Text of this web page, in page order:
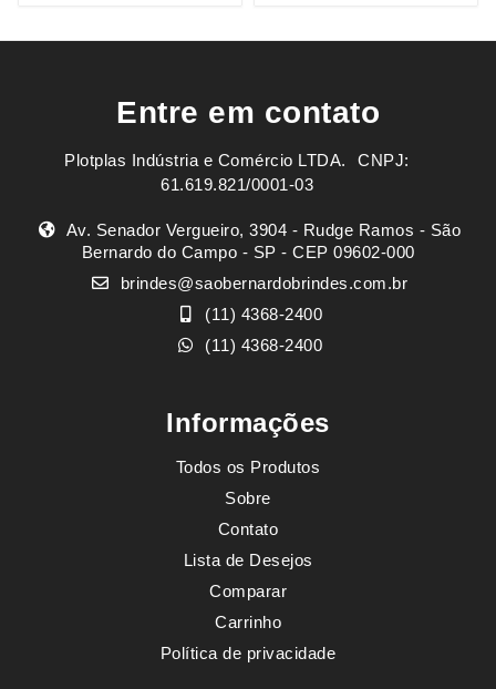
Entre em contato
Plotplas Indústria e Comércio LTDA. ㅤㅤㅤ CNPJ:
61.619.821/0001-03
Av. Senador Vergueiro, 3904 - Rudge Ramos - São
Bernardo do Campo - SP - CEP 09602-000
brindes@saobernardobrindes.com.br
(11) 4368-2400
(11) 4368-2400
Informações
Todos os Produtos
Sobre
Contato
Lista de Desejos
Comparar
Carrinho
Política de privacidade